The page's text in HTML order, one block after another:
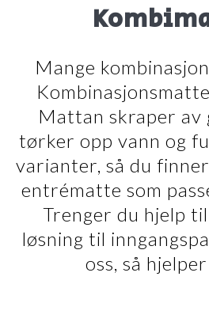
Mange
Mattan skraper av
tørker opp vann og
varianter, så du
entrématte som
Trenger du hjelp
løsning til
oss, så